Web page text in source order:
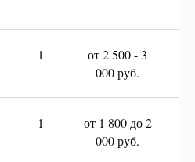
1
от 2 500 - 3
000 руб.
1
от 1 800 до 2
000 руб.